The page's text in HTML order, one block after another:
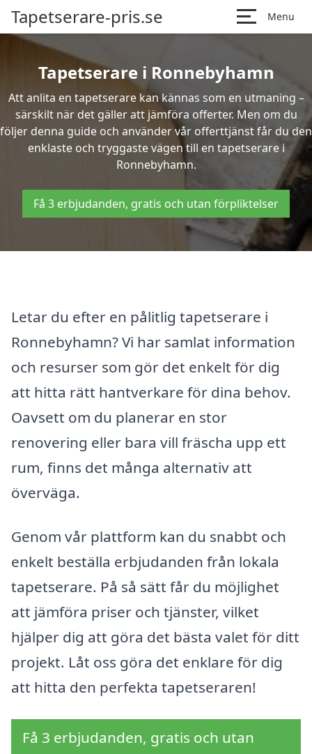
Tapetserare-pris.se Menu
Tapetserare i Ronnebyhamn
Att anlita en tapetserare kan kännas som en utmaning –
särskilt när det gäller att jämföra offerter. Men om du
följer denna guide och använder vår offerttjänst får du den
enklaste och tryggaste vägen till en tapetserare i
Ronnebyhamn.
Få 3 erbjudanden, gratis och utan förpliktelser
Letar du efter en pålitlig tapetserare i
Ronnebyhamn? Vi har samlat information
och resurser som gör det enkelt för dig
att hitta rätt hantverkare för dina behov.
Oavsett om du planerar en stor
renovering eller bara vill fräscha upp ett
rum, finns det många alternativ att
överväga.
Genom vår plattform kan du snabbt och
enkelt beställa erbjudanden från lokala
tapetserare. På så sätt får du möjlighet
att jämföra priser och tjänster, vilket
hjälper dig att göra det bästa valet för ditt
projekt. Låt oss göra det enklare för dig
att hitta den perfekta tapetseraren!
Få 3 erbjudanden, gratis och utan